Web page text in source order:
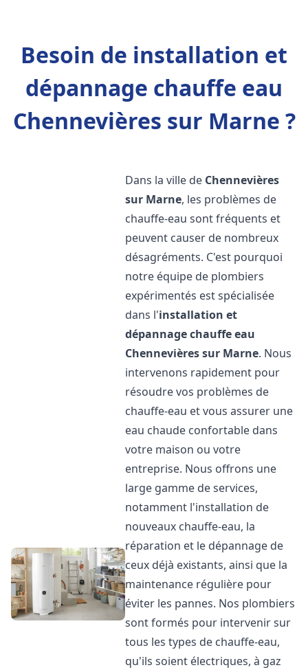
Besoin de installation et
dépannage chauffe eau
Chennevières sur Marne ?
Dans la ville de Chennevières
sur Marne, les problèmes de
chauffe-eau sont fréquents et
peuvent causer de nombreux
désagréments. C'est pourquoi
notre équipe de plombiers
expérimentés est spécialisée
dans l'installation et
dépannage chauffe eau
Chennevières sur Marne. Nous
intervenons rapidement pour
résoudre vos problèmes de
chauffe-eau et vous assurer une
eau chaude confortable dans
votre maison ou votre
entreprise. Nous offrons une
large gamme de services,
notamment l'installation de
nouveaux chauffe-eau, la
réparation et le dépannage de
ceux déjà existants, ainsi que la
maintenance régulière pour
éviter les pannes. Nos plombiers
sont formés pour intervenir sur
tous les types de chauffe-eau,
qu'ils soient électriques, à gaz